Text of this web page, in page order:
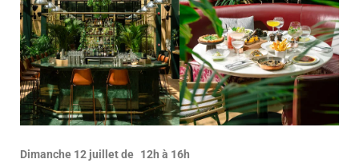
Dimanche 12 juillet de 12h à 16h